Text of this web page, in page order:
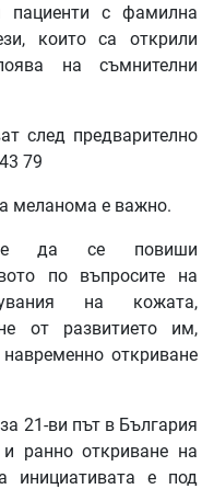
пациенти с фамилна
които са открили
на съмнителни
след предварително
79
меланома е важно.
е да се повиши
по въпросите на
на кожата,
от развитието им,
откриване
21-ви път в България
ранно откриване на
инициативата е под